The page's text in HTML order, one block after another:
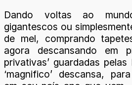
Dando voltas ao
gigantescos ou
de mel, comprando
agora descansando em
privativas’ guardadas
‘magnifico’ descansa,